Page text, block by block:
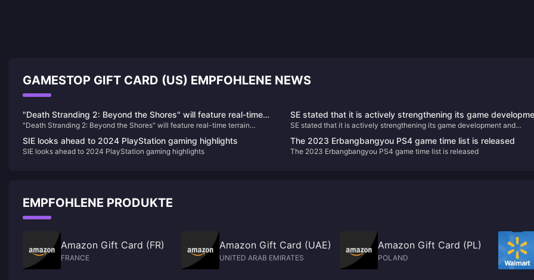
GAMESTOP GIFT CARD (US) EMPFOHLENE NEWS
"Death Stranding 2: Beyond the Shores" will feature real-time
terrain changes
"Death Stranding 2: Beyond the Shores" will feature real-time terrain
SE stated that it is actively strengthening its game
and publishing capabilities.
SE stated that it is actively strengthening its game development and
SIE looks ahead to 2024 PlayStation gaming highlights
SIE looks ahead to 2024 PlayStation gaming highlights
The 2023 Erbangbangyou PS4 game time list is released
The 2023 Erbangbangyou PS4 game time list is released
EMPFOHLENE PRODUKTE
Amazon Gift Card (FR)
FRANCE
Amazon Gift Card (UAE)
UNITED ARAB EMIRATES
Amazon Gift Card (PL)
POLAND